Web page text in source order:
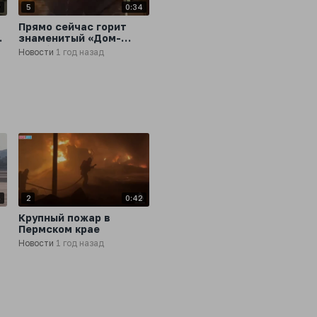
5 0:34
Прямо сейчас горит
знаменитый «Дом-
корабль» в центре
Москвы на улице
Новости 1 год назад
2 0:42
Крупный пожар в
Пермском крае
Новости 1 год назад